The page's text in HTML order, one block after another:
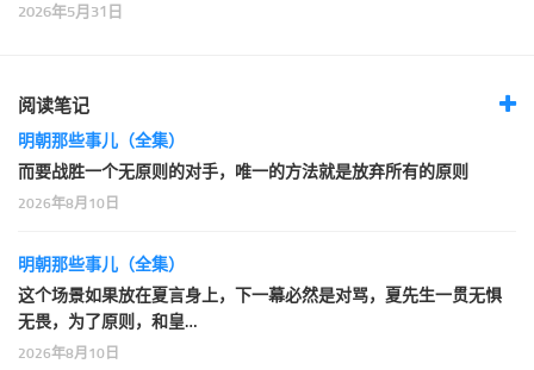
2026年5月31日
阅读笔记
明朝那些事儿（全集）
而要战胜一个无原则的对手，唯一的方法就是放弃所有的原则
2026年8月10日
明朝那些事儿（全集）
这个场景如果放在夏言身上，下一幕必然是对骂，夏先生一贯无惧
无畏，为了原则，和皇…
2026年8月10日